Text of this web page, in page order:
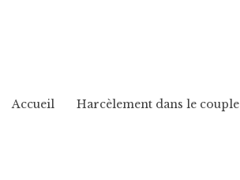
Accueil Harcèlement dans le couple